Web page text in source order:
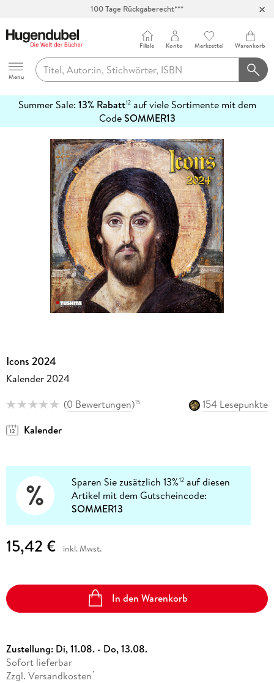
100 Tage Rückgaberecht***
Hugendubel
Menu
Filiale Konto Merkzettel Warenkorb
Summer Sale: 13% Rabatt12auf viele Sortimente mit dem
CodeSOMMER13
erfahren
Icons 2024
Kalender 2024
(0 Bewertungen)15
154 Lesepunkte
Kalender
Sparen Sie zusätzlich 13%12 auf diesen
Artikel mit dem Gutscheincode:
SOMMER13
15,42 € inkl. Mwst.
In den Warenkorb
Zustellung: Di, 11.08. - Do, 13.08.
Sofort lieferbar
Zzgl. Versandkosten *